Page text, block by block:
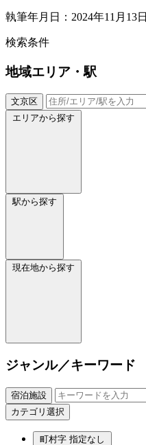
執筆年月日：2024年11月13日
検索条件
地域エリア・駅
文京区
エリアから探す
駅から探す
現在地から探す
ジャンル／キーワード
宿泊施設
カテゴリ選択
町村字 指定なし